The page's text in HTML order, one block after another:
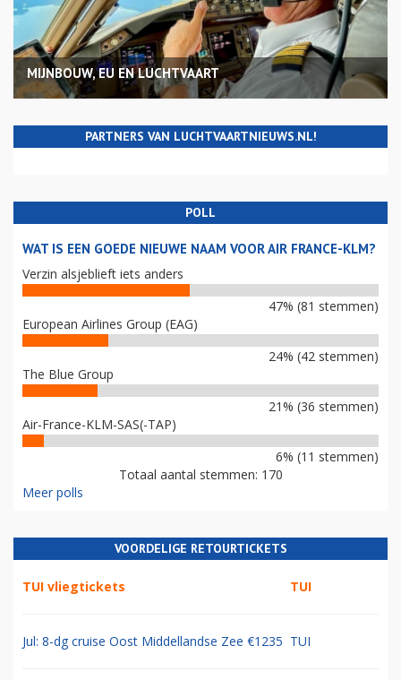
MIJNBOUW, EU EN LUCHTVAART
PARTNERS VAN LUCHTVAARTNIEUWS.NL!
POLL
WAT IS EEN GOEDE NIEUWE NAAM VOOR AIR FRANCE-KLM?
Verzin alsjeblieft iets anders
47% (81 stemmen)
European Airlines Group (EAG)
24% (42 stemmen)
The Blue Group
21% (36 stemmen)
Air-France-KLM-SAS(-TAP)
6% (11 stemmen)
Totaal aantal stemmen: 170
Meer polls
VOORDELIGE RETOURTICKETS
TUI vliegtickets TUI
Jul: 8-dg cruise Oost Middellandse Zee €1235 TUI